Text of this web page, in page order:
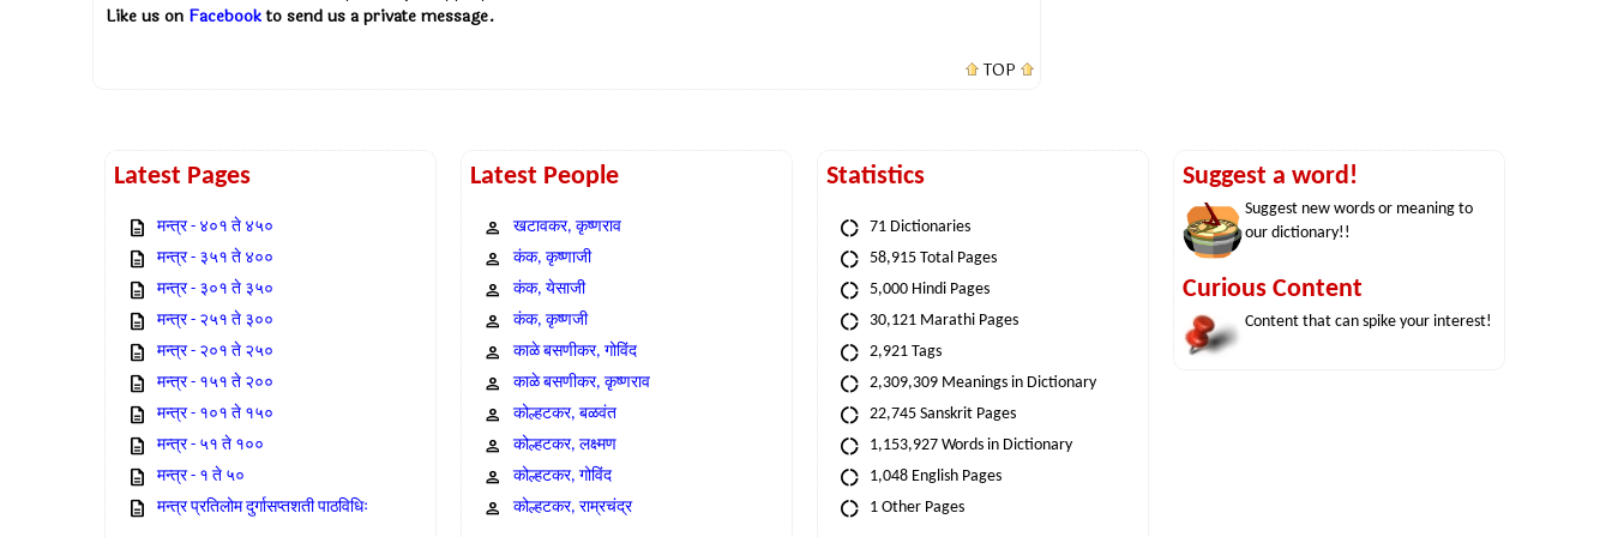
Like us on Facebookto send us a private message.
TOP
Latest Pages
मन्त्र - ४०१ ते ४५०
मन्त्र - ३५१ ते ४००
मन्त्र - ३०१ ते ३५०
मन्त्र - २५१ ते ३००
मन्त्र - २०१ ते २५०
मन्त्र - १५१ ते २००
मन्त्र - १०१ ते १५०
मन्त्र - ५१ ते १००
मन्त्र - १ ते ५०
मन्त्र प्रतिलोम दुर्गासप्तशती पाठविधिः
Latest People
खटावकर, कृष्णराव
कंक, कृष्णाजी
कंक, येसाजी
कंक, कृष्णजी
काळे बसणीकर, गोविंद
काळे बसणीकर, कृष्णराव
कोल्हटकर, बळवंत
कोल्हटकर, लक्ष्मण
कोल्हटकर, गोविंद
कोल्हटकर, राम्रचंद्र
Statistics
71 Dictionaries
58,915 Total Pages
5,000 Hindi Pages
30,121 Marathi Pages
2,921 Tags
2,309,309 Meanings in Dictionary
22,745 Sanskrit Pages
1,153,927 Words in Dictionary
1,048 English Pages
1 Other Pages
Suggest a word!
Suggest new words or meaning to
our dictionary!!
Curious Content
Content that can spike your interest!